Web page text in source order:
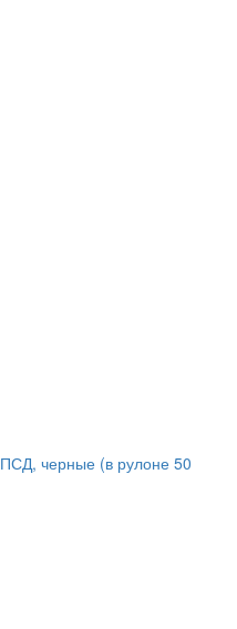
черные (в рулоне 50